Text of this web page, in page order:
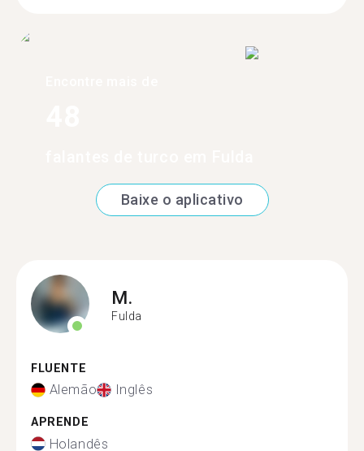
Baixe o aplicativo
M.
Fulda
FLUENTE
Alemão Inglês
APRENDE
Holandês